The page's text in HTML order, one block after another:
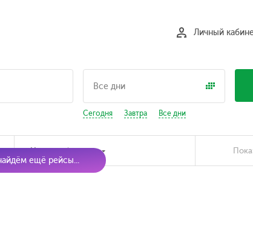
Личный
Сегодня Завтра Все дни
Наличие билетов
ещё рейсы...